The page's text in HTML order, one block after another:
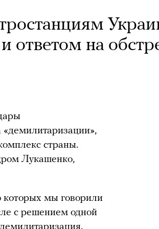
ответом на
«демилитаризации»,
страны.
Лукашенко,
которых мы говорили
с решением одной